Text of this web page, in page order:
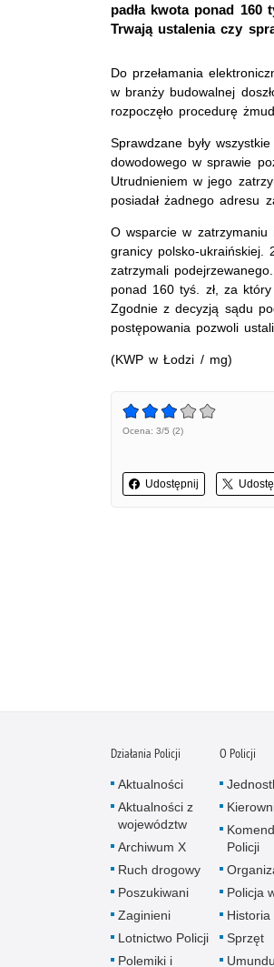
padła kwota ponad 160
Trwają ustalenia czy
Do przełamania
w branży budowalnej
rozpoczęło procedurę
Sprawdzane były
dowodowego w sprawie
Utrudnieniem w jego
posiadał żadnego adresu
O wsparcie w zatrzymaniu
granicy polsko-ukraińskiej.
zatrzymali
ponad 160 tyś. zł, za
Zgodnie z decyzją sądu
postępowania pozwoli
(KWP w Łodzi / mg)
Ocena: 3/5 (2)
Udostępnij
Działania Policji
Aktualności
Aktualności z
województw
Archiwum X
Ruch drogowy
Poszukiwani
Zaginieni
Lotnictwo Policji
Polemiki i
O Policji
Policji
Policja
Historia
Sprzęt